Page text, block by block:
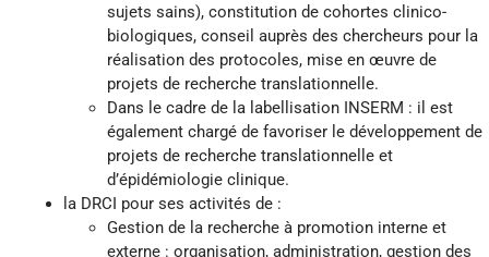
sujets sains), constitution de cohortes clinico-
biologiques, conseil auprès des chercheurs pour la
réalisation des protocoles, mise en œuvre de
projets de recherche translationnelle.
Dans le cadre de la labellisation INSERM : il est
également chargé de favoriser le développement de
projets de recherche translationnelle et
d’épidémiologie clinique.
la DRCI pour ses activités de :
Gestion de la recherche à promotion interne et
externe : organisation, administration, gestion des